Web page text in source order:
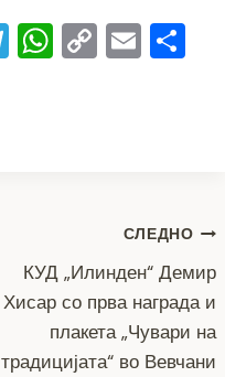
T W C E
СЛЕДНО
КУД „Илинден“ Демир
Хисар со прва награда и
плакета „Чувари на
традицијата“ во Вевчани